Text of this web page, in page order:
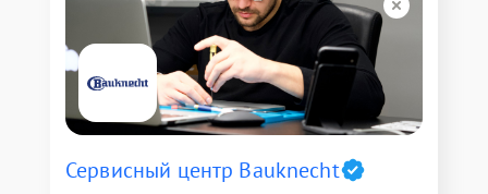
Сервисный центр Bauknecht